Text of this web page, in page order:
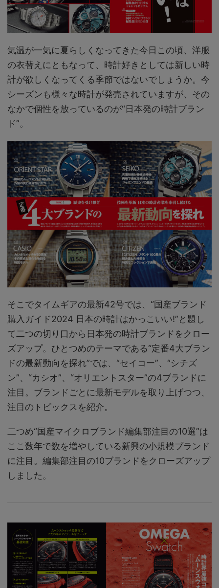
気温が一気に夏らしくなってきた今日この頃、洋服
の衣替えにともなって、時計好きとしては新しい時
計が欲しくなってくる季節ではないでしょうか。今
シーズンも様々な時計が発売されていますが、その
なかで個性を放っているのが“日本発の時計ブラン
ド”。
そこでタイムギアの最新42号では、“国産ブランド
購入ガイド2024 日本の時計はかっこいい!”と題し
て二つの切り口から日本発の時計ブランドをクロー
ズアップ。ひとつめのテーマである“定番4大ブラン
ドの最新動向を探れ”では、“セイコー”、“シチズ
ン”、“カシオ”、“オリエントスター”の4ブランドに
注目。ブランドごとに最新モデルを取り上げつつ、
注目のトピックスを紹介。
二つめ“国産マイクロブランド編集部注目の10選”は
ここ数年で数を増やしている新興の小規模ブランド
に注目。編集部注目の10ブランドをクローズアップ
しました。